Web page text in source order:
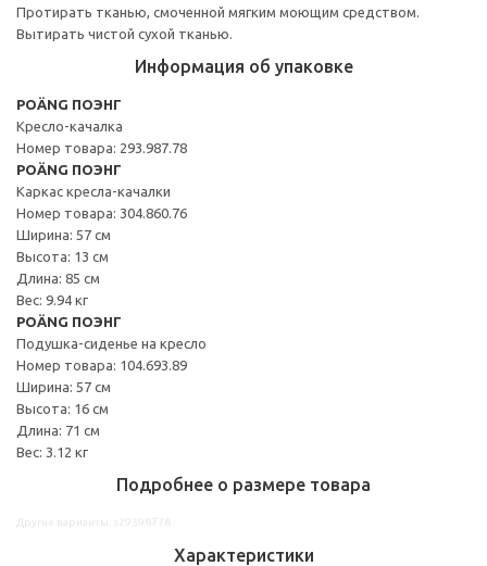
Протирать тканью, смоченной мягким моющим средством.
Вытирать чистой сухой тканью.
Информация об упаковке
POÄNG ПОЭНГ
Кресло-качалка
Номер товара: 293.987.78
POÄNG ПОЭНГ
Каркас кресла-качалки
Номер товара: 304.860.76
Ширина: 57 см
Высота: 13 см
Длина: 85 см
Вес: 9.94 кг
POÄNG ПОЭНГ
Подушка-сиденье на кресло
Номер товара: 104.693.89
Ширина: 57 см
Высота: 16 см
Длина: 71 см
Вес: 3.12 кг
Подробнее о размере товара
Характеристики